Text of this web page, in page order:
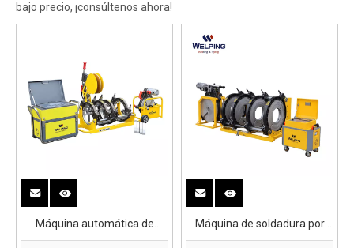
bajo precio, ¡consúltenos ahora!
Máquina automática de
soldadura por fusión a tope
Máquina de soldadura por
fusión a tope automática